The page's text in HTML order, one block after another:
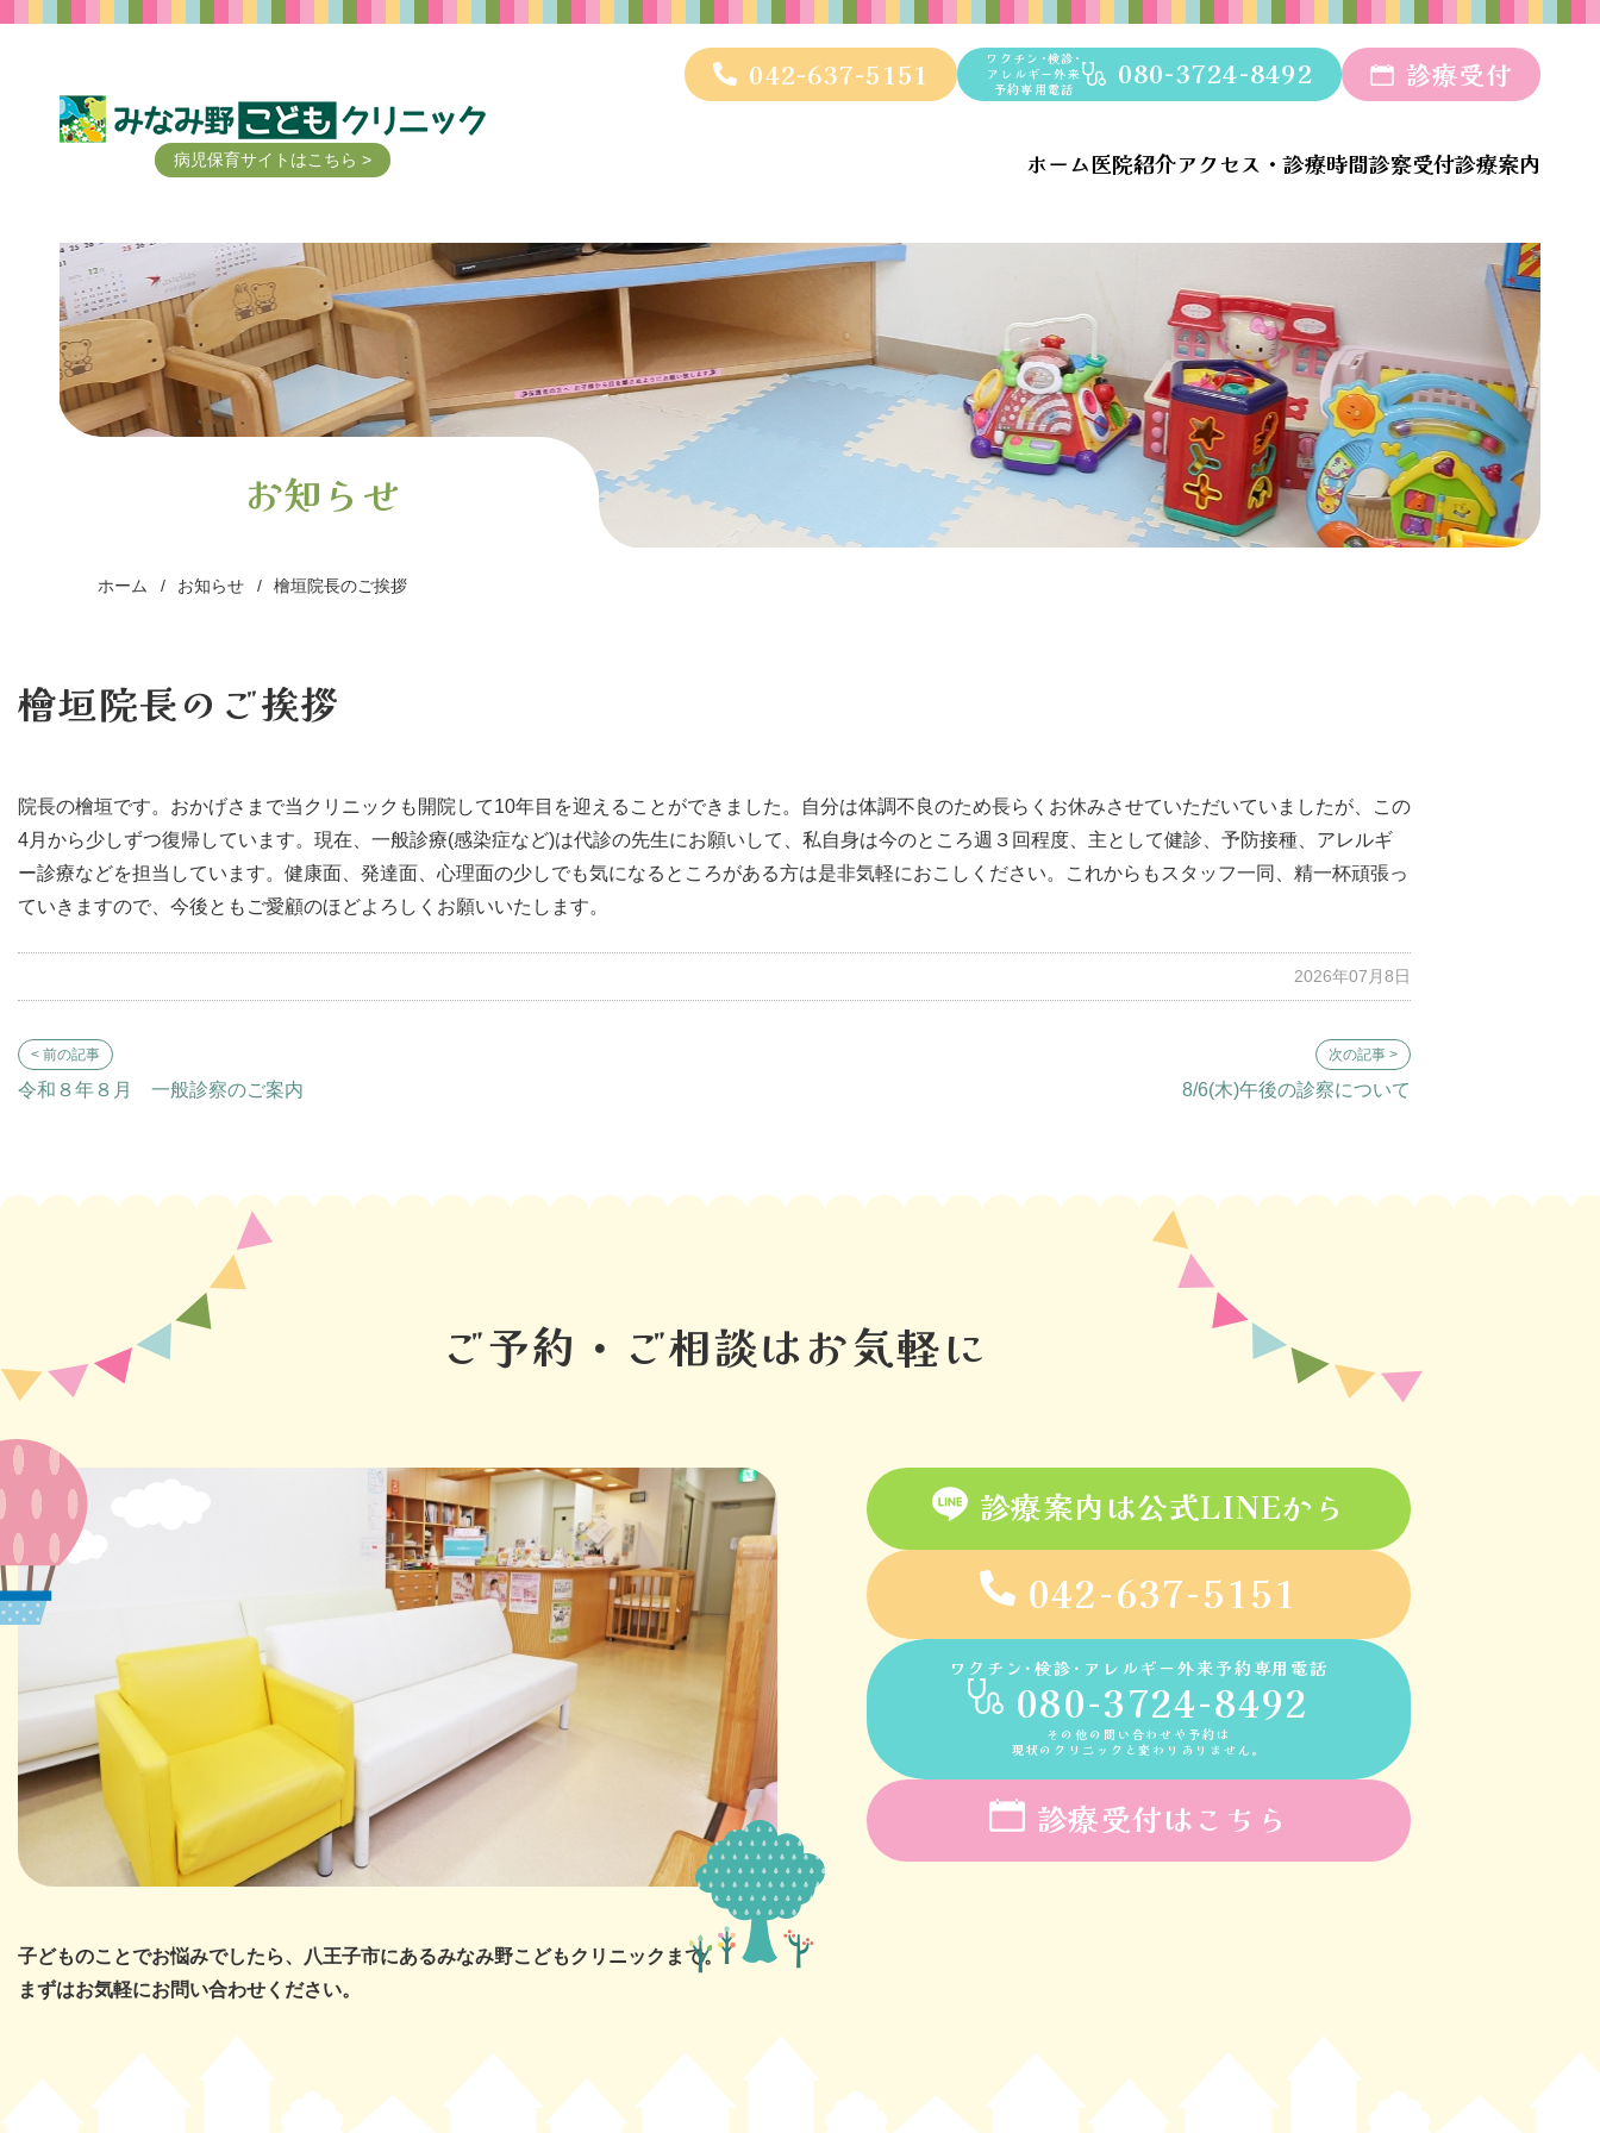
病児保育サイトはこちら >
042-637-5151
ワクチン･検診･
アレルギー外来
予約専用電話
080-3724-8492 診療受付
ホーム医院紹介アクセス・診療時間診察受付診療案内
お知らせ
ホーム お知らせ 檜垣院長のご挨拶
檜垣院長のご挨拶
院長の檜垣です。おかげさまで当クリニックも開院して10年目を迎えることができました。自分は体調不良のため長らくお休みさせていただいていましたが、この
4月から少しずつ復帰しています。現在、一般診療(感染症など)は代診の先生にお願いして、私自身は今のところ週３回程度、主として健診、予防接種、アレルギ
ー診療などを担当しています。健康面、発達面、心理面の少しでも気になるところがある方は是非気軽におこしください。これからもスタッフ一同、精一杯頑張っ
ていきますので、今後ともご愛顧のほどよろしくお願いいたします。
2026年07月8日
令和８年８月 一般診察のご案内 8/6(木)午後の診察について
ご予約・ご相談はお気軽に
子どものことでお悩みでしたら、八王子市にあるみなみ野こどもクリニックまで。
まずはお気軽にお問い合わせください。
診療案内は公式LINEから
042-637-5151
ワクチン･検診･アレルギー外来予約専用電話
080-3724-8492
その他の問い合わせや予約は
現状のクリニックと変わりありません。
診療受付はこちら